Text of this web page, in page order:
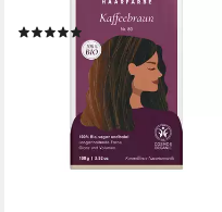
Braun, 100 g
(129,50 €/ 1 kg)
lieferbar - in 3-4 Werktagen bei dir